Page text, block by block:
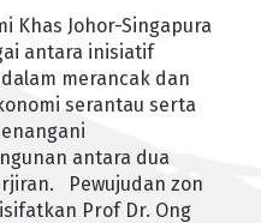
Khas Johor-Singapura
antara inisiatif
merancak dan
serantau serta
antara dua
Pewujudan zon
Prof Dr. Ong